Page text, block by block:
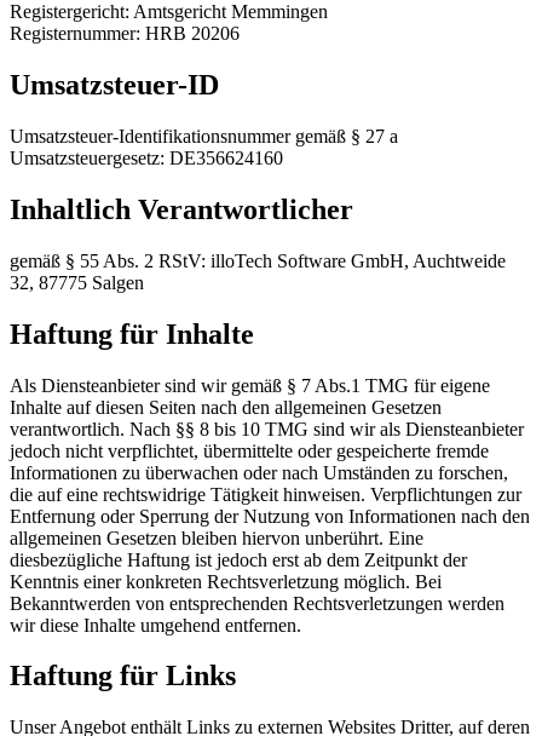
Registergericht: Amtsgericht Memmingen
Registernummer: HRB 20206
Umsatzsteuer-ID
Umsatzsteuer-Identifikationsnummer gemäß § 27 a
Umsatzsteuergesetz: DE356624160
Inhaltlich Verantwortlicher
gemäß § 55 Abs. 2 RStV: illoTech Software GmbH, Auchtweide
32, 87775 Salgen
Haftung für Inhalte
Als Diensteanbieter sind wir gemäß § 7 Abs.1 TMG für eigene
Inhalte auf diesen Seiten nach den allgemeinen Gesetzen
verantwortlich. Nach §§ 8 bis 10 TMG sind wir als Diensteanbieter
jedoch nicht verpflichtet, übermittelte oder gespeicherte fremde
Informationen zu überwachen oder nach Umständen zu forschen,
die auf eine rechtswidrige Tätigkeit hinweisen. Verpflichtungen zur
Entfernung oder Sperrung der Nutzung von Informationen nach den
allgemeinen Gesetzen bleiben hiervon unberührt. Eine
diesbezügliche Haftung ist jedoch erst ab dem Zeitpunkt der
Kenntnis einer konkreten Rechtsverletzung möglich. Bei
Bekanntwerden von entsprechenden Rechtsverletzungen werden
wir diese Inhalte umgehend entfernen.
Haftung für Links
Unser Angebot enthält Links zu externen Websites Dritter, auf deren